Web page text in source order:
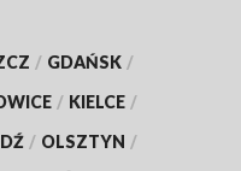
/ GDAŃSK /
/ KIELCE /
/ OLSZTYN /